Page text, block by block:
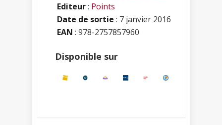
Editeur: Points
Date de sortie : 7 janvier 2016
EAN : 978-2757857960
Disponible sur